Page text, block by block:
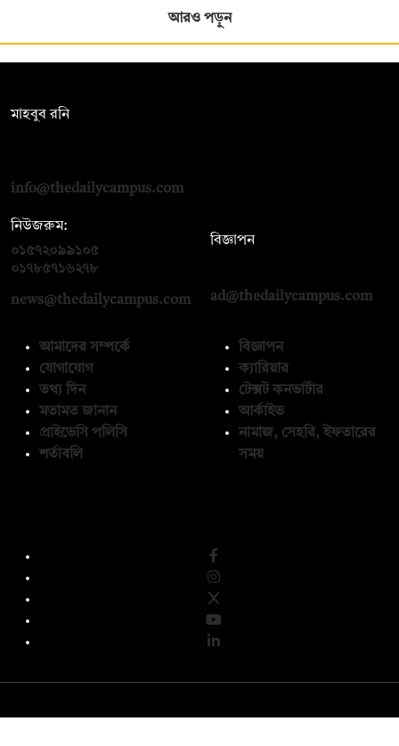
আরও পড়ুন
মাহবুব রনি
info@thedailycampus.com
নিউজরুম:
০১৫৭২০৯৯১০৫
০১৭৮৫৭১৬২৭৮
news@thedailycampus.com
বিজ্ঞাপন
ad@thedailycampus.com
আমাদের সম্পর্কে
যোগাযোগ
তথ্য দিন
মতামত জানান
প্রাইভেসি পলিসি
শর্তাবলি
বিজ্ঞাপন
ক্যারিয়ার
টেক্সট কনভার্টার
আর্কাইভ
নামাজ, সেহরি, ইফতারের
সময়